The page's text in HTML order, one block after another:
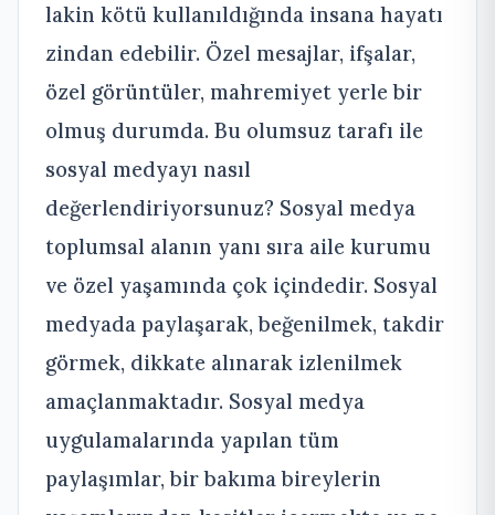
lakin kötü kullanıldığında insana hayatı
zindan edebilir. Özel mesajlar, ifşalar,
özel görüntüler, mahremiyet yerle bir
olmuş durumda. Bu olumsuz tarafı ile
sosyal medyayı nasıl
değerlendiriyorsunuz? Sosyal medya
toplumsal alanın yanı sıra aile kurumu
ve özel yaşamında çok içindedir. Sosyal
medyada paylaşarak, beğenilmek, takdir
görmek, dikkate alınarak izlenilmek
amaçlanmaktadır. Sosyal medya
uygulamalarında yapılan tüm
paylaşımlar, bir bakıma bireylerin